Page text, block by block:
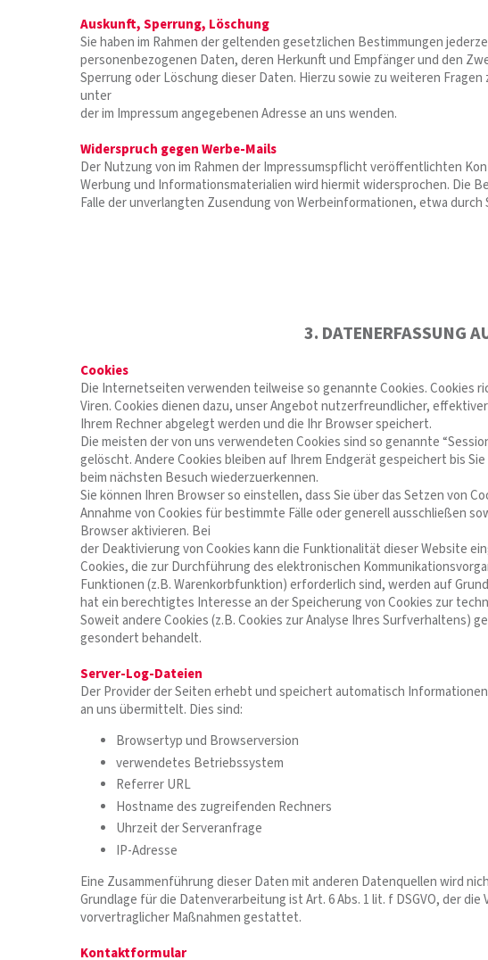
Auskunft, Sperrung, Löschung
Sie haben im Rahmen der geltenden gesetzlichen Bestimmungen
personenbezogenen Daten, deren Herkunft und Empfänger und den
Sperrung oder Löschung dieser Daten. Hierzu sowie zu weiteren
unter
der im Impressum angegebenen Adresse an uns wenden.
Widerspruch gegen Werbe-Mails
Der Nutzung von im Rahmen der Impressumspflicht veröffentlichten
Werbung und Informationsmaterialien wird hiermit widersprochen. Die
Falle der unverlangten Zusendung von Werbeinformationen, etwa durch
3. DATENERFASSUNG
Cookies
Die Internetseiten verwenden teilweise so genannte Cookies. Cookies
Viren. Cookies dienen dazu, unser Angebot nutzerfreundlicher,
Ihrem Rechner abgelegt werden und die Ihr Browser speichert.
Die meisten der von uns verwendeten Cookies sind so genannte
gelöscht. Andere Cookies bleiben auf Ihrem Endgerät gespeichert bis
beim nächsten Besuch wiederzuerkennen.
Sie können Ihren Browser so einstellen, dass Sie über das Setzen von
Annahme von Cookies für bestimmte Fälle oder generell ausschließen
Browser aktivieren. Bei
der Deaktivierung von Cookies kann die Funktionalität dieser Website
Cookies, die zur Durchführung des elektronischen
Funktionen (z.B. Warenkorbfunktion) erforderlich sind, werden auf
hat ein berechtigtes Interesse an der Speicherung von Cookies zur
Soweit andere Cookies (z.B. Cookies zur Analyse Ihres
gesondert behandelt.
Server-Log-Dateien
Der Provider der Seiten erhebt und speichert automatisch
an uns übermittelt. Dies sind:
Browsertyp und Browserversion
verwendetes Betriebssystem
Referrer URL
Hostname des zugreifenden Rechners
Uhrzeit der Serveranfrage
IP-Adresse
Eine Zusammenführung dieser Daten mit anderen Datenquellen wird
Grundlage für die Datenverarbeitung ist Art. 6 Abs. 1 lit. f DSGVO, der
vorvertraglicher Maßnahmen gestattet.
Kontaktformular